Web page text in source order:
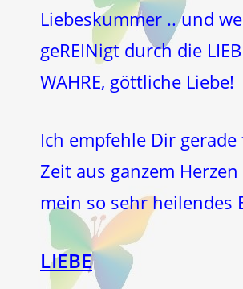
Liebeskummer .. und
geREINigt durch die
WAHRE, göttliche Liebe!
Ich empfehle Dir
Zeit aus ganzem Herzen
mein so sehr heilendes
LIEBE